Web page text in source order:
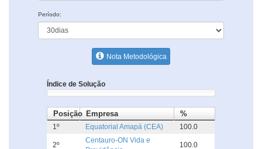
Período:
Nota Metodológica
Índice de Solução
Posição Empresa %
1º Equatorial Amapá (CEA) 100.0
2º
Centauro-ON Vida e
100.0